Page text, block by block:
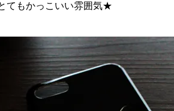
てもかっこいい雰囲気★